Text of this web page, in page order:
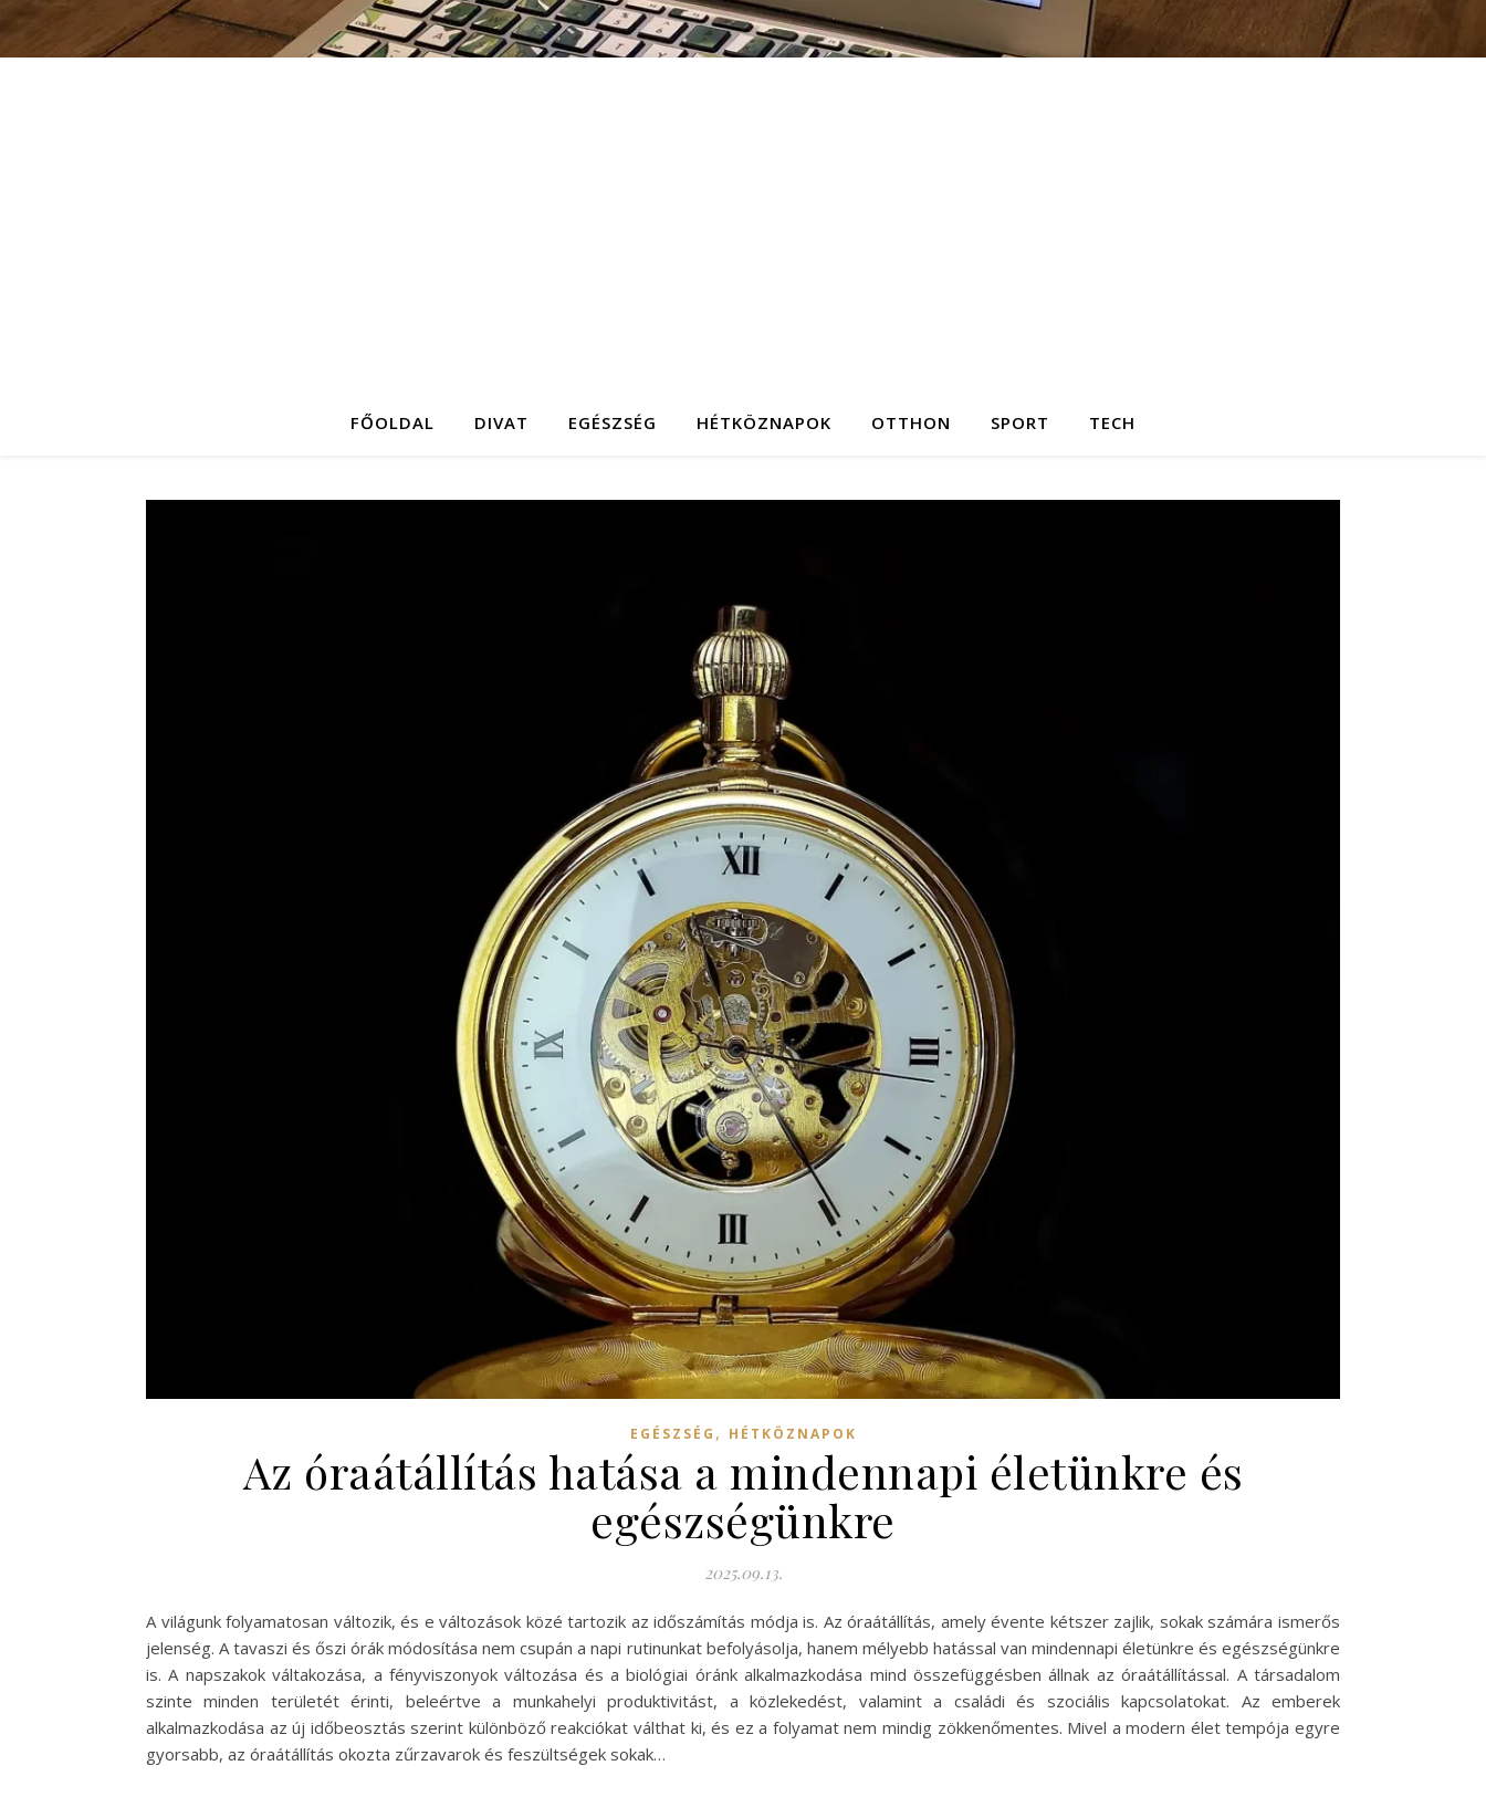
FŐOLDAL DIVAT EGÉSZSÉG HÉTKÖZNAPOK OTTHON SPORT TECH
EGÉSZSÉG , HÉTKÖZNAPOK
Az óraátállítás hatása a mindennapi életünkre és
egészségünkre
2025.09.13.
A világunk folyamatosan változik, és e változások közé tartozik az időszámítás módja is. Az óraátállítás, amely évente kétszer zajlik, sokak számára ismerős
jelenség. A tavaszi és őszi órák módosítása nem csupán a napi rutinunkat befolyásolja, hanem mélyebb hatással van mindennapi életünkre és egészségünkre
is. A napszakok váltakozása, a fényviszonyok változása és a biológiai óránk alkalmazkodása mind összefüggésben állnak az óraátállítással. A társadalom
szinte minden területét érinti, beleértve a munkahelyi produktivitást, a közlekedést, valamint a családi és szociális kapcsolatokat. Az emberek
alkalmazkodása az új időbeosztás szerint különböző reakciókat válthat ki, és ez a folyamat nem mindig zökkenőmentes. Mivel a modern élet tempója egyre
gyorsabb, az óraátállítás okozta zűrzavarok és feszültségek sokak…